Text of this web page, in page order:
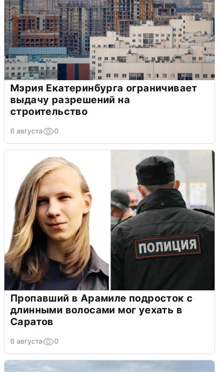
Мэрия Екатеринбурга ограничивает
выдачу разрешений на
строительство
6 августа 0
Пропавший в Арамиле подросток с
длинными волосами мог уехать в
Саратов
6 августа 0